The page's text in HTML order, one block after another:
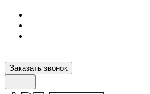
Заказать звонок